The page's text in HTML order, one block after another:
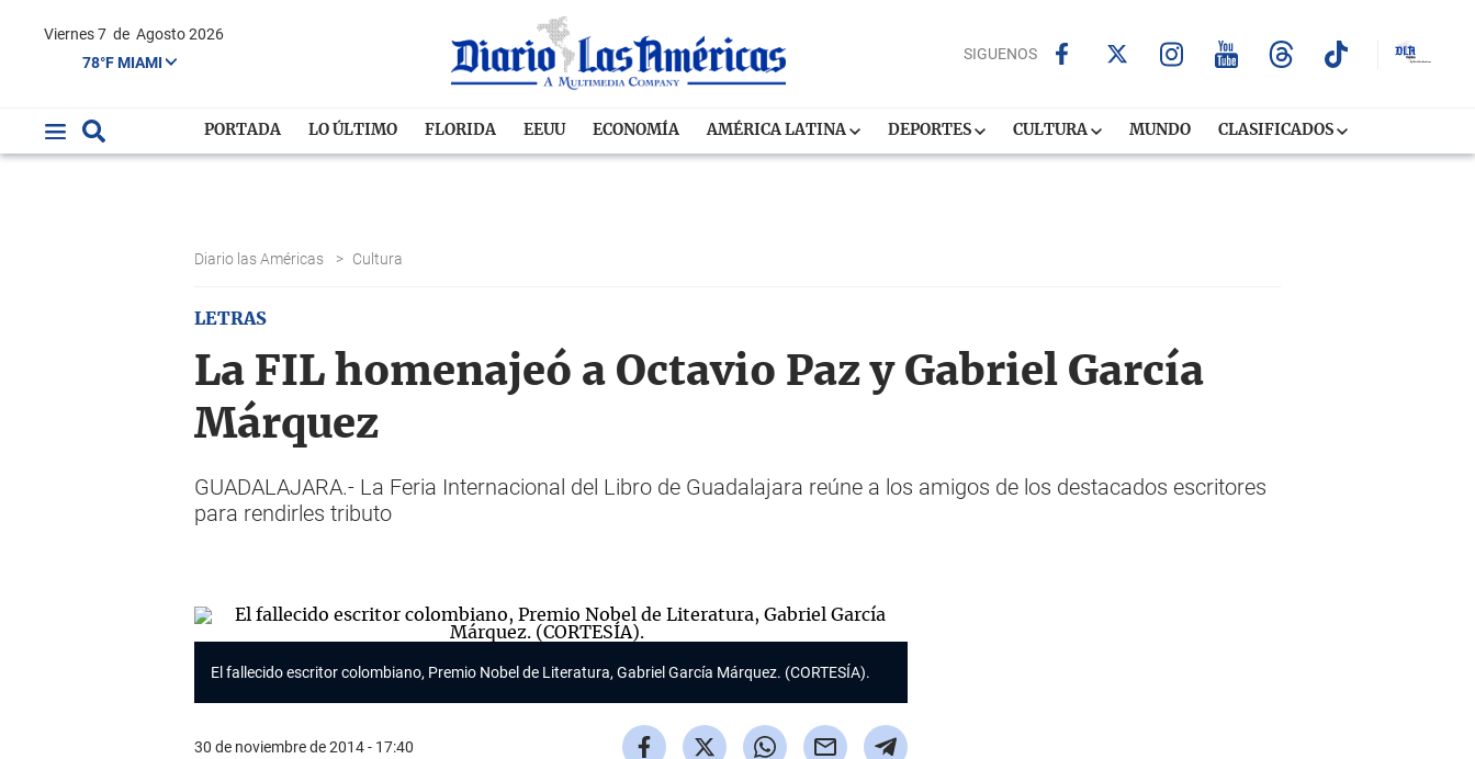
Viernes 7 de Agosto 2026
78°F MIAMI
SIGUENOS
PORTADA LO ÚLTIMO FLORIDA EEUU ECONOMÍA AMÉRICA LATINA DEPORTES CULTURA MUNDO CLASIFICADOS
Diario las Américas > Cultura
LETRAS
La FIL homenajeó a Octavio Paz y Gabriel García
Márquez
GUADALAJARA.- La Feria Internacional del Libro de Guadalajara reúne a los amigos de los destacados escritores
para rendirles tributo
El fallecido escritor colombiano, Premio Nobel de Literatura, Gabriel García Márquez. (CORTESÍA).
30 de noviembre de 2014 - 17:40